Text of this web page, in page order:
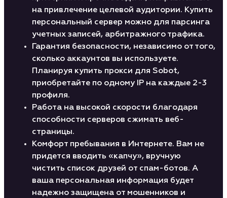
на привлечение целевой аудитории. Купить
персональный сервер можно для парсинга
учетных записей, арбитражного трафика.
Гарантия безопасности, независимо от того,
сколько аккаунтов вы используете.
Планируя купить прокси для Sobot,
приобретайте по одному IP на каждые 2-3
профиля.
Работа на высокой скорости благодаря
способности серверов сжимать веб-
страницы.
Комфорт пребывания в Интернете. Вам не
придется вводить «капчу», вручную
чистить список друзей от спам-ботов. А
ваша персональная информация будет
надежно защищена от мошенников и